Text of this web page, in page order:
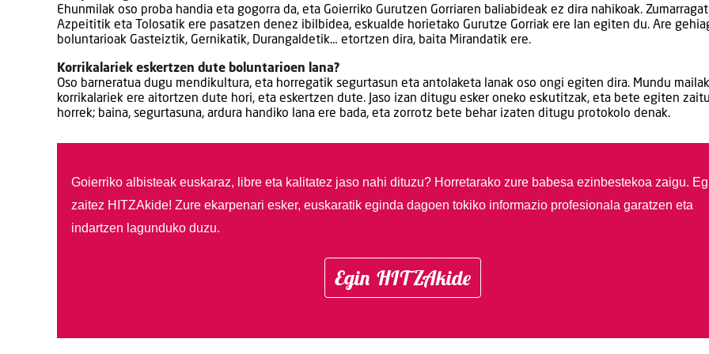
Ehunmilak oso proba handia eta gogorra da, eta Goierriko Gurutzen Gorriaren baliabideak ez dira nahikoak.
Azpeititik eta Tolosatik ere pasatzen denez ibilbidea, eskualde horietako Gurutze Gorriak ere lan egiten du. Are
boluntarioak Gasteiztik, Gernikatik, Durangaldetik… etortzen dira, baita Mirandatik ere.
Korrikalariek eskertzen dute boluntarioen lana?
Oso barneratua dugu mendikultura, eta horregatik segurtasun eta antolaketa lanak oso ongi egiten dira. Mundu
korrikalariek ere aitortzen dute hori, eta eskertzen dute. Jaso izan ditugu esker oneko eskutitzak, eta bete egiten zaitu
horrek; baina, segurtasuna, ardura handiko lana ere bada, eta zorrotz bete behar izaten ditugu protokolo denak.
Goierriko albisteak euskaraz, libre eta kalitatez jaso nahi dituzu? Horretarako zure babesa ezinbestekoa zaigu.
zaitez HITZAkide! Zure ekarpenari esker, euskaratik eginda dagoen tokiko informazio profesionala garatzen eta
indartzen lagunduko duzu.
Egin HITZAkide